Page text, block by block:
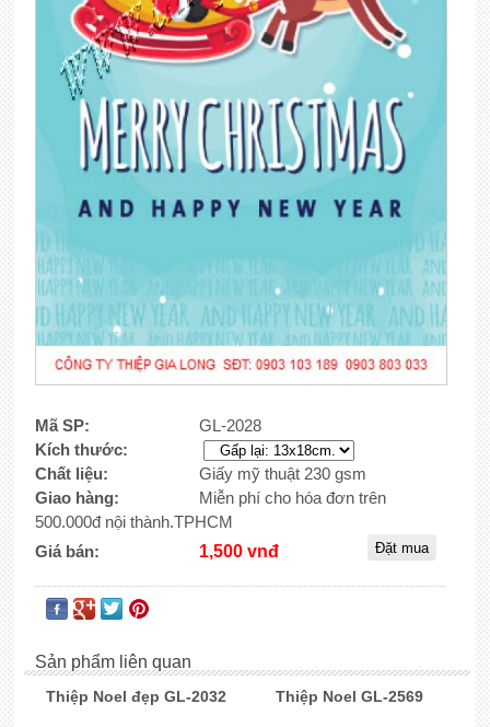
Mã SP:
GL-2028
Kích thước:
Chất liệu:
Giấy mỹ thuật 230 gsm
Giao hàng:
Miễn phí cho hóa đơn trên
500.000đ nội thành.TPHCM
Giá bán:
1,500 vnđ
Sản phẩm liên quan
Thiệp Noel đẹp GL-2032 Thiệp Noel GL-2569